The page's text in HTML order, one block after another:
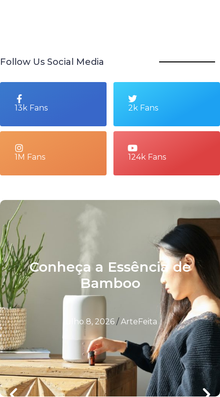
Follow Us Social Media
13k Fans 2k Fans
1M Fans 124k Fans
Conheça a Essência de
Bamboo
julho 8, 2026 / ArteFeita